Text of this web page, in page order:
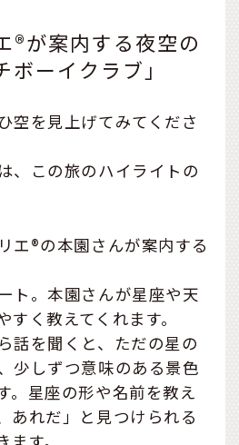
®が案内する夜空の
ーイクラブ」
空を見上げてみてくださ
、この旅のハイライトの
エ®の本園さんが案内する
ト。本園さんが星座や天
く教えてくれます。
話を聞くと、ただの星の
少しずつ意味のある景色
。星座の形や名前を教え
あれだ」と見つけられる